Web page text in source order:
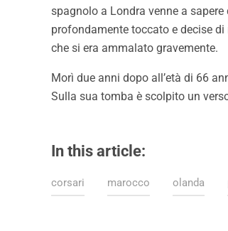
spagnolo a Londra venne a
profondamente toccato e decise
che si era ammalato gravemente.
Morì due anni dopo all’età di 66
In this article:
corsari marocco olanda